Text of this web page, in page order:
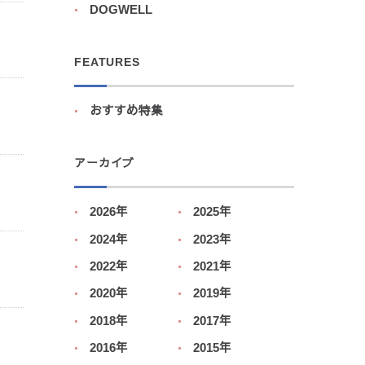
DOGWELL
FEATURES
おすすめ特集
アーカイブ
2026年 2025年
2024年 2023年
2022年 2021年
2020年 2019年
2018年 2017年
2016年 2015年